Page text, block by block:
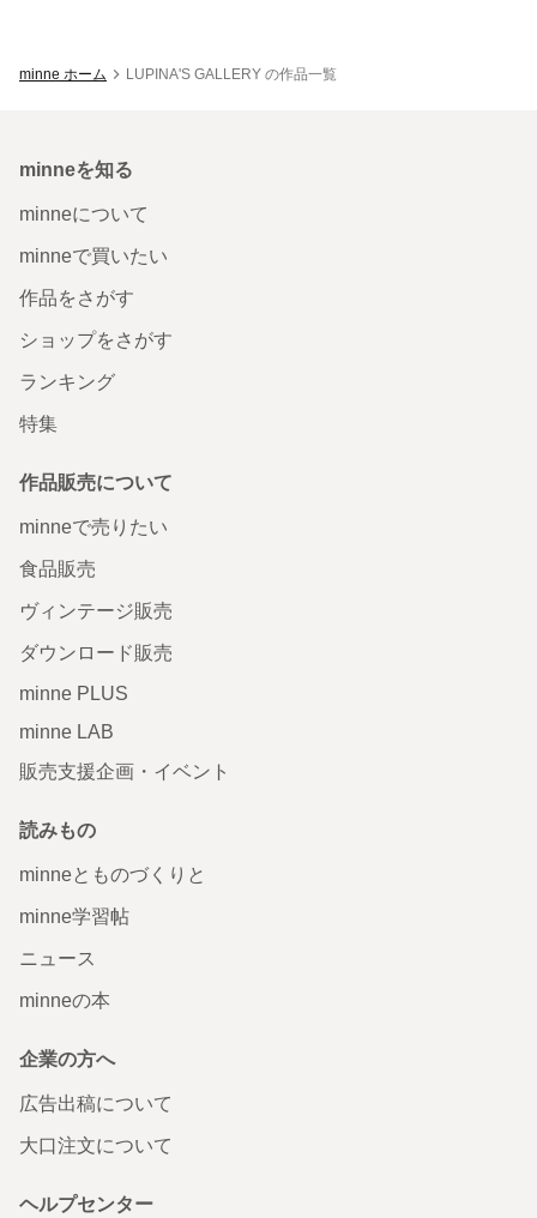
minne ホーム LUPINA'S GALLERY の作品一覧
minneを知る
minneについて
minneで買いたい
作品をさがす
ショップをさがす
ランキング
特集
作品販売について
minneで売りたい
食品販売
ヴィンテージ販売
ダウンロード販売
minne PLUS
minne LAB
販売支援企画・イベント
読みもの
minneとものづくりと
minne学習帖
ニュース
minneの本
企業の方へ
広告出稿について
大口注文について
ヘルプセンター